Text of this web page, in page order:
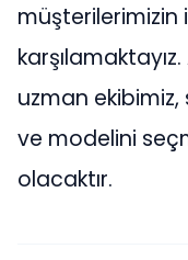
müşterilerimizin
uzman ekibimiz,
ve modelini
olacaktır.